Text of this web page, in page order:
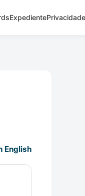
ExpedientePrivacidade
English